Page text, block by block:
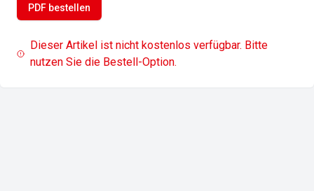
PDF bestellen
Dieser Artikel ist nicht kostenlos verfügbar. Bitte
nutzen Sie die Bestell-Option.